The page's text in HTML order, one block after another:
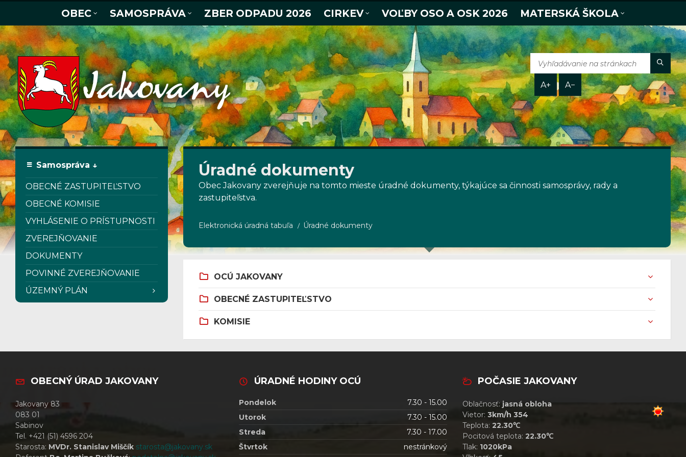
OBEC SAMOSPRÁVA ZBER ODPADU 2026 CIRKEV VOĽBY OSO A OSK 2026 MATERSKÁ ŠKOLA
A+ A−
Úradné dokumenty
Obec Jakovany zverejňuje na tomto mieste úradné dokumenty, týkajúce sa činnosti samosprávy, rady a
zastupiteľstva.
Elektronická úradná tabuľa Úradné dokumenty
OCÚ JAKOVANY
OBECNÉ ZASTUPITEĽSTVO
KOMISIE
Samospráva ↓
OBECNÉ ZASTUPITEĽSTVO
OBECNÉ KOMISIE
VYHLÁSENIE O PRÍSTUPNOSTI
ZVEREJŇOVANIE
DOKUMENTY
POVINNÉ ZVEREJŇOVANIE
ÚZEMNÝ PLÁN
OBECNÝ ÚRAD JAKOVANY
Jakovany 83
083 01
Sabinov
Tel. +421 (51) 4596 204
Starosta: MVDr. Stanislav Miščík starosta@jakovany.sk
ÚRADNÉ HODINY OCÚ
Pondelok
7.30 - 15.00
Utorok
7.30 - 15.00
Streda
7.30 - 17.00
Štvrtok
nestránkový
POČASIE JAKOVANY
Oblačnosť: jasná obloha
Vietor: 3km/h 354
Teplota: 22.30℃
Pocitová teplota: 22.30℃
Tlak: 1020kPa